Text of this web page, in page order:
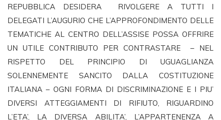
REPUBBLICA DESIDERA RIVOLGERE A TUTTI I
DELEGATI L’AUGURIO CHE L’APPROFONDIMENTO DELLE
TEMATICHE AL CENTRO DELL’ASSISE POSSA OFFRIRE
UN UTILE CONTRIBUTO PER CONTRASTARE – NEL
RISPETTO DEL PRINCIPIO DI UGUAGLIANZA
SOLENNEMENTE SANCITO DALLA COSTITUZIONE
ITALIANA – OGNI FORMA DI DISCRIMINAZIONE E I PIU’
DIVERSI ATTEGGIAMENTI DI RIFIUTO, RIGUARDINO
L’ETA’, LA DIVERSA ABILITA’, L’APPARTENENZA A